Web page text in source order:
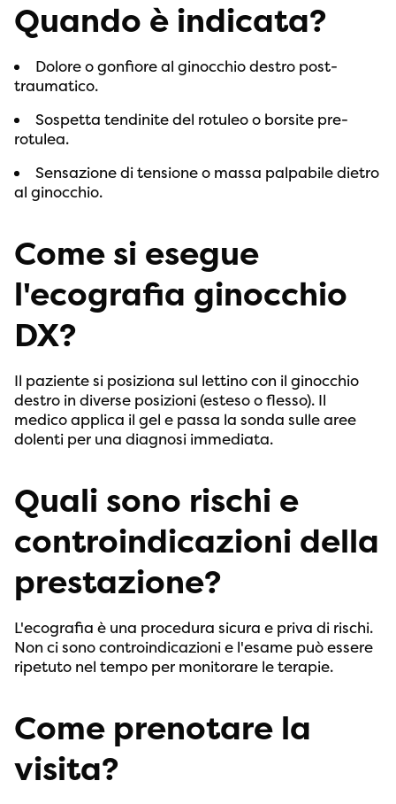
Quando è indicata?
Dolore o gonfiore al ginocchio destro post-
traumatico.
Sospetta tendinite del rotuleo o borsite pre-
rotulea.
Sensazione di tensione o massa palpabile dietro
al ginocchio.
Come si esegue
l'ecografia ginocchio
DX?
Il paziente si posiziona sul lettino con il ginocchio
destro in diverse posizioni (esteso o flesso). Il
medico applica il gel e passa la sonda sulle aree
dolenti per una diagnosi immediata.
Quali sono rischi e
controindicazioni della
prestazione?
L'ecografia è una procedura sicura e priva di rischi.
Non ci sono controindicazioni e l'esame può essere
ripetuto nel tempo per monitorare le terapie.
Come prenotare la
visita?